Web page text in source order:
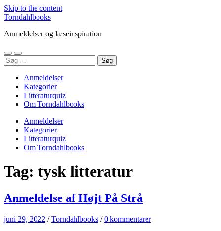
Skip to the content
Torndahlbooks
Anmeldelser og læseinspiration
Toggle
mobile
Toggle
search
Søg
efter:
Anmeldelser
Kategorier
Litteraturquiz
Om Torndahlbooks
Anmeldelser
Kategorier
Litteraturquiz
Om Torndahlbooks
Tag: tysk litteratur
Anmeldelse af Højt På Strå
juni 29, 2022 /Torndahlbooks /0 kommentarer